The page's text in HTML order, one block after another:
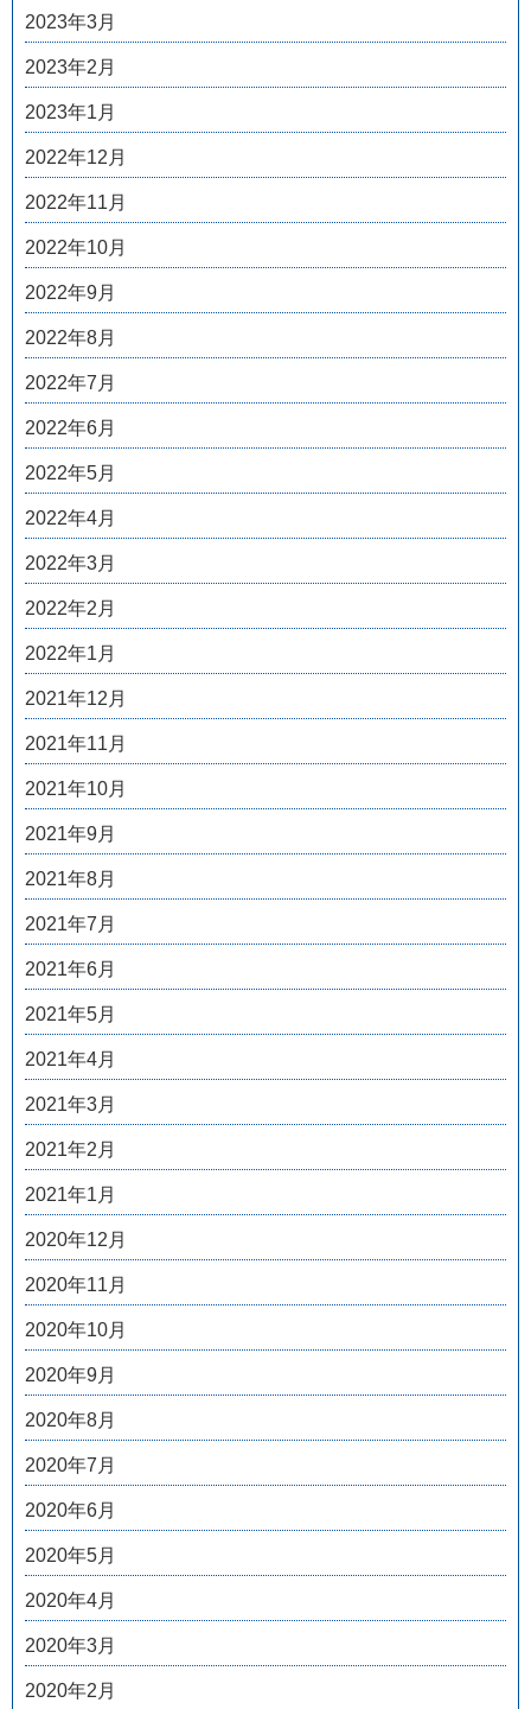
2023年3月
2023年2月
2023年1月
2022年12月
2022年11月
2022年10月
2022年9月
2022年8月
2022年7月
2022年6月
2022年5月
2022年4月
2022年3月
2022年2月
2022年1月
2021年12月
2021年11月
2021年10月
2021年9月
2021年8月
2021年7月
2021年6月
2021年5月
2021年4月
2021年3月
2021年2月
2021年1月
2020年12月
2020年11月
2020年10月
2020年9月
2020年8月
2020年7月
2020年6月
2020年5月
2020年4月
2020年3月
2020年2月